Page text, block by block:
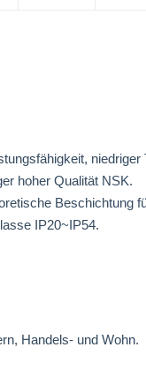
hoher Qualität NSK.
Beschichtung
IP20~IP54.
Handels- und Wohn.